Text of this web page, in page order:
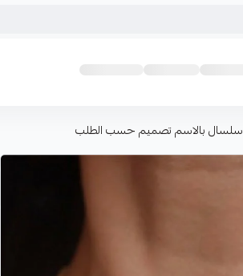
سلسال بالاسم تصميم حسب الطلب